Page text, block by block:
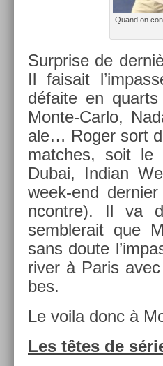
Quand on
Sur­pr­ise de
Il faisait
défaite en
Monte-Carlo,
ale… Roger sort
matches, soit
Dubai, In­dian
week-end
ncontre). Il va
semblerait que
sans doute
riv­er à Paris
bes.
Le voila donc à
Les têtes de